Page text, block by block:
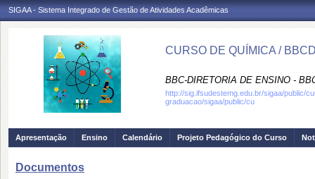
SIGAA - Sistema Integrado de Gestão de Atividades Acadêmicas
CURSO DE QUÍMICA /
BBC-DIRETORIA DE ENSINO -
http://sig.ifsudestemg.edu.br/sigaa/public/
graduacao/sigaa/public/cu
Apresentação Ensino Calendário Projeto Pedagógico do Curso
Documentos